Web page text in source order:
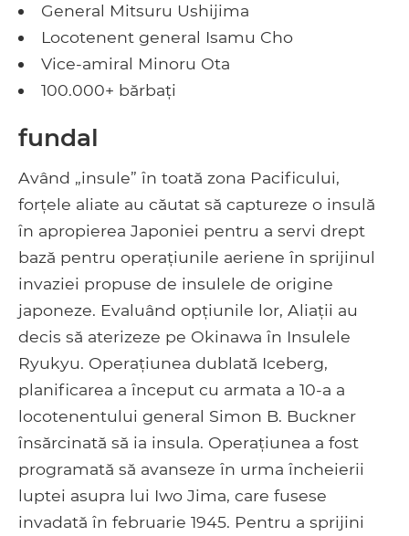
General Mitsuru Ushijima
Locotenent general Isamu Cho
Vice-amiral Minoru Ota
100.000+ bărbați
fundal
Având „insule” în toată zona Pacificului,
forțele aliate au căutat să captureze o insulă
în apropierea Japoniei pentru a servi drept
bază pentru operațiunile aeriene în sprijinul
invaziei propuse de insulele de origine
japoneze. Evaluând opțiunile lor, Aliații au
decis să aterizeze pe Okinawa în Insulele
Ryukyu. Operațiunea dublată Iceberg,
planificarea a început cu armata a 10-a a
locotenentului general Simon B. Buckner
însărcinată să ia insula. Operațiunea a fost
programată să avanseze în urma încheierii
luptei asupra lui Iwo Jima, care fusese
invadată în februarie 1945. Pentru a sprijini